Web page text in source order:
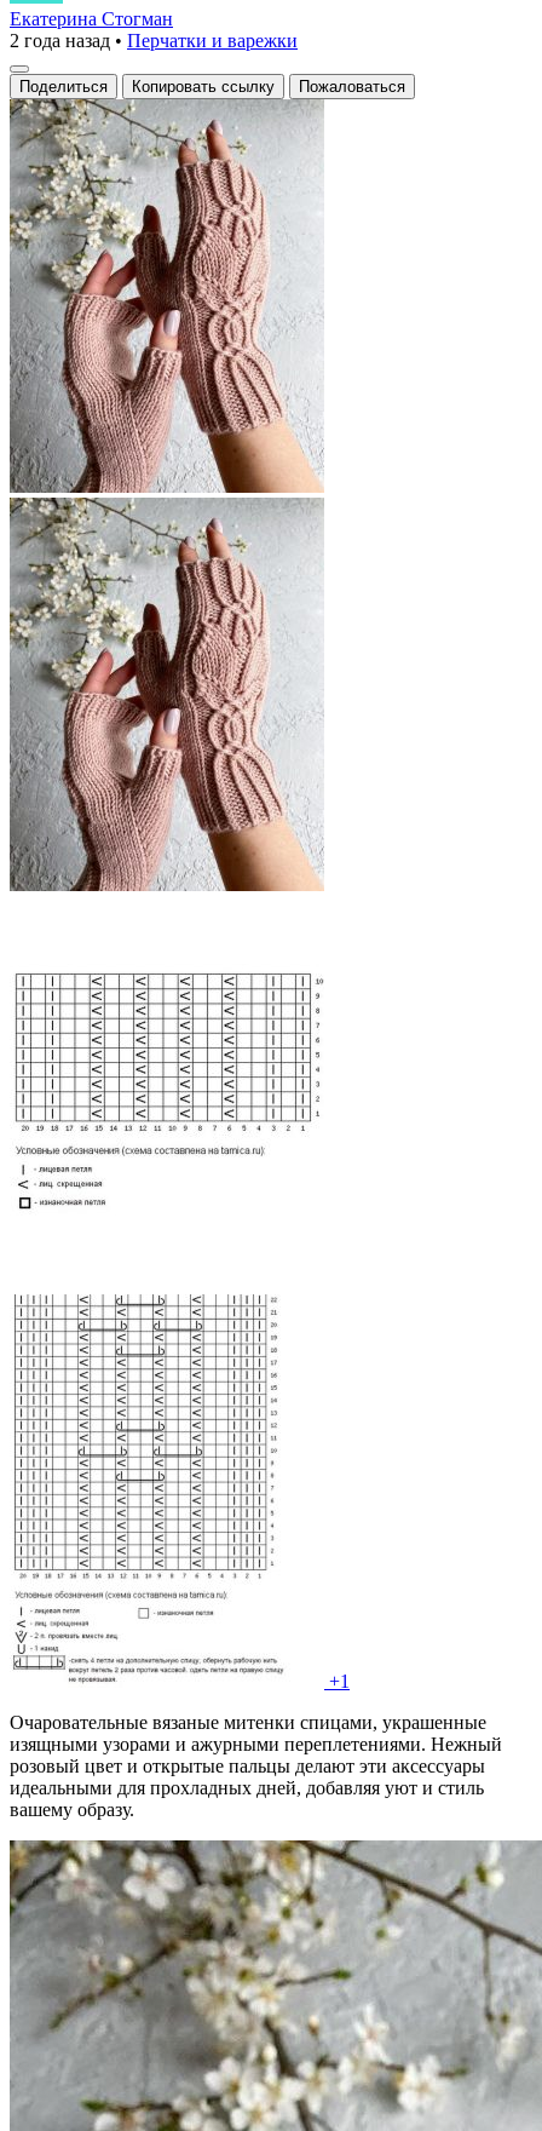
теплом
и
любовью
Екатерина Стогман
2 года назад • Перчатки и варежки
Поделиться Копировать ссылку Пожаловаться
+1
Очаровательные вязаные митенки спицами, украшенные
изящными узорами и ажурными переплетениями. Нежный
розовый цвет и открытые пальцы делают эти аксессуары
идеальными для прохладных дней, добавляя уют и стиль
вашему образу.